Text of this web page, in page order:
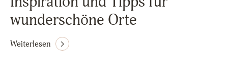
wunderschöne Orte
Weiterlesen